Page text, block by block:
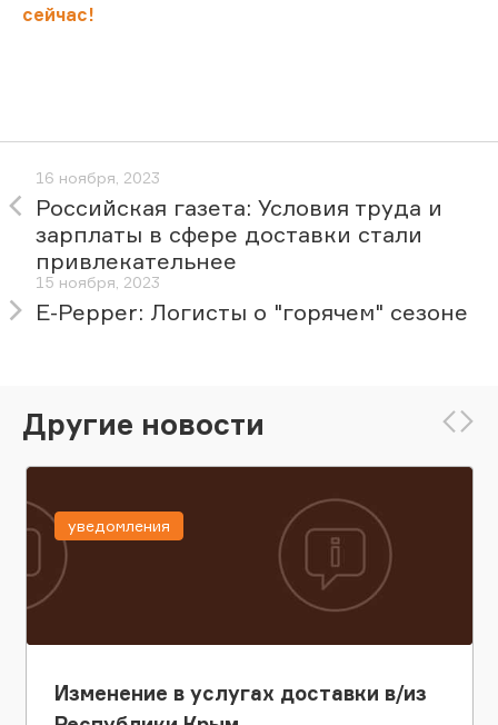
сейчас!
16 ноября, 2023
Российская газета: Условия труда и
зарплаты в сфере доставки стали
привлекательнее
15 ноября, 2023
E-Pepper: Логисты о "горячем" сезоне
Другие новости
Изменение в услугах доставки в/из
уведомления